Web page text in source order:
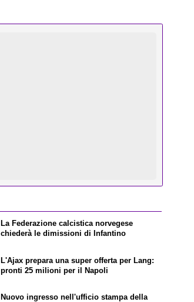
La Federazione calcistica norvegese
chiederà le dimissioni di Infantino
L'Ajax prepara una super offerta per Lang:
pronti 25 milioni per il Napoli
Nuovo ingresso nell'ufficio stampa della